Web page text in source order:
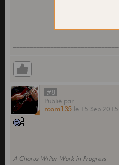
#8
Publié par
room135 le 15 Sep 2015,
A Chorus Writer Work in Progress